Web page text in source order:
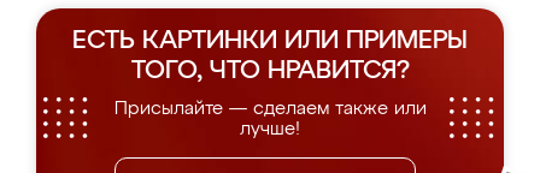
ЕСТЬ КАРТИНКИ ИЛИ ПРИМЕРЫ
ТОГО, ЧТО НРАВИТСЯ?
Присылайте — сделаем также или
лучше!